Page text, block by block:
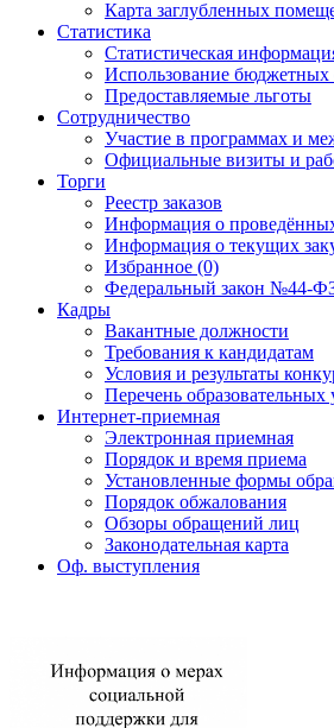
Карта заглубленных
Статистика
Статистическая
Использование бюджетных
Предоставляемые льготы
Сотрудничество
Участие в программах и
Официальные визиты и
Торги
Реестр заказов
Информация о
Информация о текущих
Избранное (0)
Федеральный закон №44-
Кадры
Вакантные должности
Требования к кандидатам
Условия и результаты
Перечень
Интернет-приемная
Электронная приемная
Порядок и время приема
Установленные формы
Порядок обжалования
Обзоры обращений лиц
Законодательная карта
Оф. выступления